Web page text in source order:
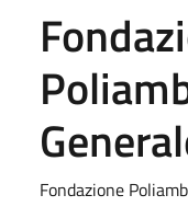
Fondazione